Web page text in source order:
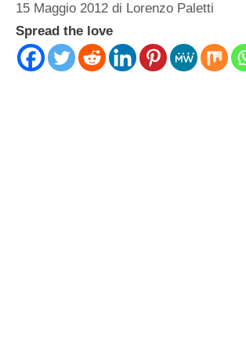
15 Maggio 2012 di Lorenzo Paletti
Spread the love